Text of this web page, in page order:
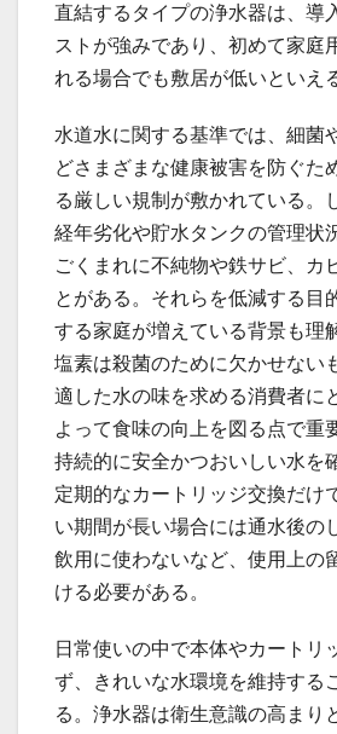
直結するタイプの浄水器は、導
ストが強みであり、初めて家庭
れる場合でも敷居が低いといえ
水道水に関する基準では、細菌
どさまざまな健康被害を防ぐた
る厳しい規制が敷かれている。
経年劣化や貯水タンクの管理状
ごくまれに不純物や鉄サビ、カ
とがある。それらを低減する目
する家庭が増えている背景も理
塩素は殺菌のために欠かせない
適した水の味を求める消費者に
よって食味の向上を図る点で重
持続的に安全かつおいしい水を
定期的なカートリッジ交換だけ
い期間が長い場合には通水後の
飲用に使わないなど、使用上の
ける必要がある。
日常使いの中で本体やカートリ
ず、きれいな水環境を維持する
る。浄水器は衛生意識の高まり